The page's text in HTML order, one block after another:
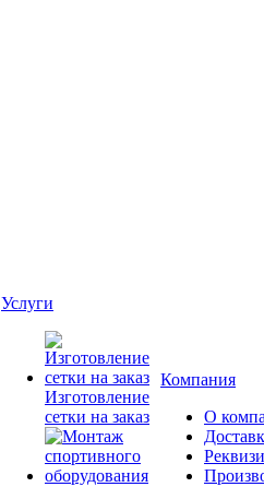
Услуги
Изготовление
сетки на заказ
Компания
О